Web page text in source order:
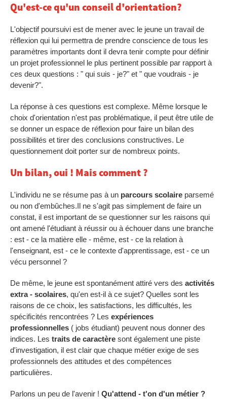
Qu'est-ce qu'un conseil d'orientation?
L'objectif poursuivi est de mener avec le jeune un travail de
réflexion qui lui permettra de prendre conscience de tous les
paramètres importants dont il devra tenir compte pour définir
un projet professionnel le plus pertinent possible par rapport à
ces deux questions : " qui suis - je?" et " que voudrais - je
devenir?".
La réponse à ces questions est complexe. Même lorsque le
choix d'orientation n'est pas problématique, il peut être utile de
se donner un espace de réflexion pour faire un bilan des
possibilités et tirer des conclusions constructives. Le
questionnement doit porter sur de nombreux points.
Un bilan, oui ! Mais comment ?
L'individu ne se résume pas à un parcours scolaire parsemé
ou non d'embûches.Il ne s'agit pas simplement de faire un
constat, il est important de se questionner sur les raisons qui
ont amené l'étudiant à réussir ou à échouer dans une branche
: est - ce la matière elle - même, est - ce la relation à
l'enseignant, est - ce le contexte d'apprentissage, est - ce un
vécu personnel ?
De même, le jeune est spontanément attiré vers des activités
extra - scolaires, qu'en est-il à ce sujet? Quelles sont les
raisons de ce choix, les satisfactions, les difficultés, les
spécificités rencontrées ? Les expériences
professionnelles ( jobs étudiant) peuvent nous donner des
indices. Les traits de caractère sont également une piste
d'investigation, il est clair que chaque métier exige de ses
professionnels des attitudes et des compétences
particulières.
Parlons un peu de l'avenir ! Qu'attend - t'on d'un métier ?